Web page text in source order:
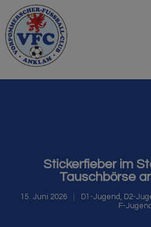
Stickerfieber im
Tauschbörse
15. Juni 2026 D1-Jugend, D2-
F-Jugend